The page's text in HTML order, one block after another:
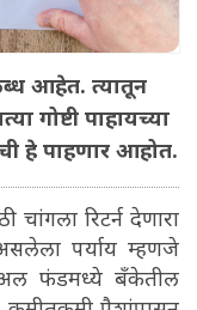
आहेत. त्यातून
गोष्टी पाहायच्या
हे पाहणार आहोत.
रिटर्न देणारा
पर्याय म्हणजे
फंडमध्ये बॅंकेतील